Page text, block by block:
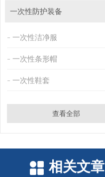
一次性防护装备
一次性洁净服
一次性条形帽
一次性鞋套
查看全部
相关文章